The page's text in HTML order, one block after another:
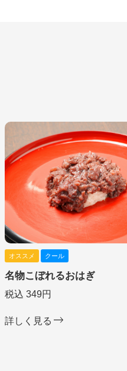
オススメ クール
名物こぼれるおはぎ
税込 349円
詳しく見る